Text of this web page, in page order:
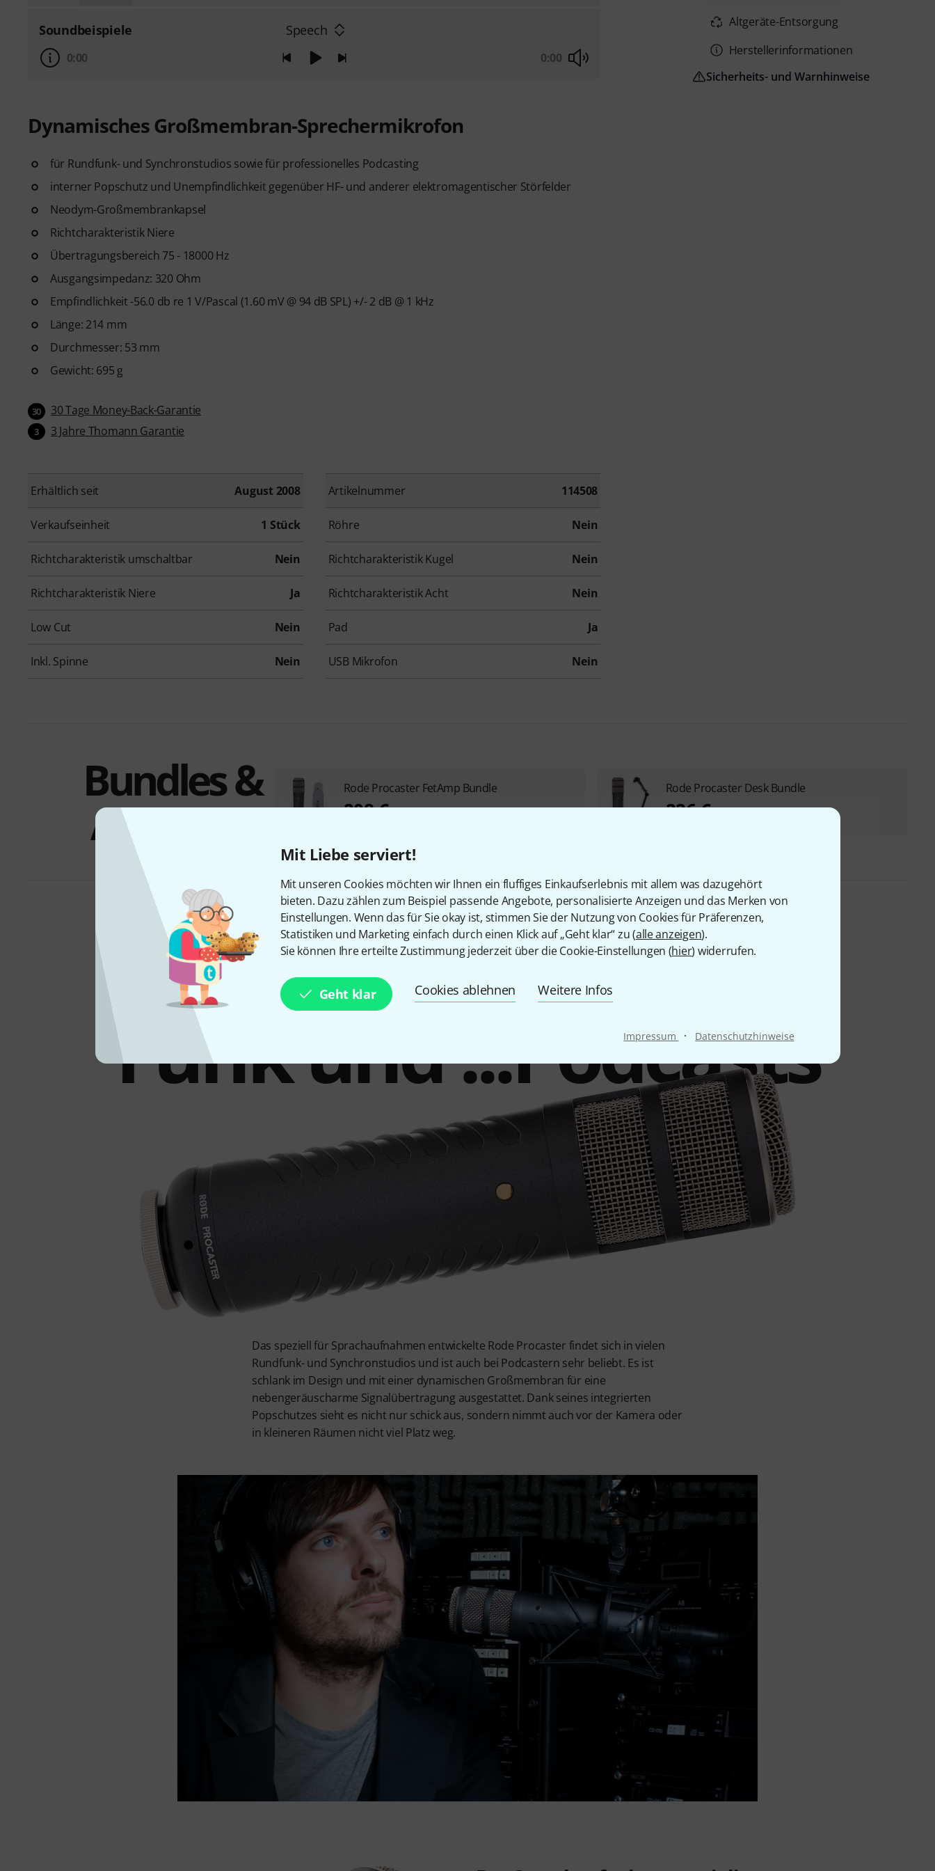
Mit Liebe serviert!
Mit unseren Cookies möchten wir Ihnen ein fluffiges Einkaufserlebnis mit allem was dazugehört
bieten. Dazu zählen zum Beispiel passende Angebote, personalisierte Anzeigen und das Merken von
Einstellungen. Wenn das für Sie okay ist, stimmen Sie der Nutzung von Cookies für Präferenzen,
Statistiken und Marketing einfach durch einen Klick auf „Geht klar“ zu (alle anzeigen).
Sie können Ihre erteilte Zustimmung jederzeit über die Cookie-Einstellungen (hier) widerrufen.
Geht klar Cookies ablehnen Weitere Infos
Impressum · Datenschutzhinweise
Soundbeispiele Speech
0:00 0:00
Dynamisches Großmembran-Sprechermikrofon
für Rundfunk- und Synchronstudios sowie für professionelles Podcasting
interner Popschutz und Unempfindlichkeit gegenüber HF- und anderer elektromagentischer Störfelder
Neodym-Großmembrankapsel
Richtcharakteristik Niere
Übertragungsbereich 75 - 18000 Hz
Ausgangsimpedanz: 320 Ohm
Empfindlichkeit -56.0 db re 1 V/Pascal (1.60 mV @ 94 dB SPL) +/- 2 dB @ 1 kHz
Länge: 214 mm
Durchmesser: 53 mm
Gewicht: 695 g
30 30 Tage Money-Back-Garantie
3 3 Jahre Thomann Garantie
Erhältlich seit August 2008 Artikelnummer 114508
Verkaufseinheit 1 Stück Röhre Nein
Richtcharakteristik umschaltbar Nein Richtcharakteristik Kugel Nein
Richtcharakteristik Niere Ja Richtcharakteristik Acht Nein
Low Cut Nein Pad Ja
Inkl. Spinne Nein USB Mikrofon Nein
Altgeräte-Entsorgung
Herstellerinformationen
Sicherheits- und Warnhinweise
Bundles &
Angebote
Rode Procaster FetAmp Bundle
208 €
Rode Procaster Desk Bundle
226 €
Bekannt aus Film,
Funk und ...Podcasts
Das speziell für Sprachaufnahmen entwickelte Rode Procaster findet sich in vielen
Rundfunk- und Synchronstudios und ist auch bei Podcastern sehr beliebt. Es ist
schlank im Design und mit einer dynamischen Großmembran für eine
nebengeräuscharme Signalübertragung ausgestattet. Dank seines integrierten
Popschutzes sieht es nicht nur schick aus, sondern nimmt auch vor der Kamera oder
in kleineren Räumen nicht viel Platz weg.